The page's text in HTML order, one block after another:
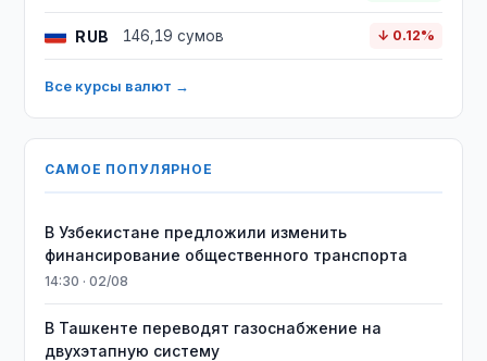
RUB 146,19 сумов ↓ 0.12%
Все курсы валют →
САМОЕ ПОПУЛЯРНОЕ
В Узбекистане предложили изменить
финансирование общественного транспорта
14:30 · 02/08
В Ташкенте переводят газоснабжение на
двухэтапную систему